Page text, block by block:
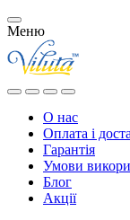
Меню
О нас
Оплата і
Гарантія
Умови
Блог
Акції